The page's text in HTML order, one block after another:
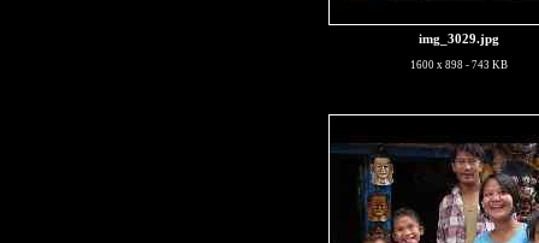
img_3029.jpg
1600 x 898 - 743 KB